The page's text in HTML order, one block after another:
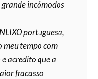
incómodos
portuguesa,
meu tempo com
acredito que a
fracasso